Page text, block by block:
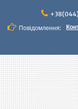
вмістуПовідомлення: